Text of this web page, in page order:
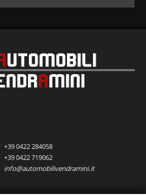
+39 0422 284058
+39 0422 719062
info@automobilivendramini.it